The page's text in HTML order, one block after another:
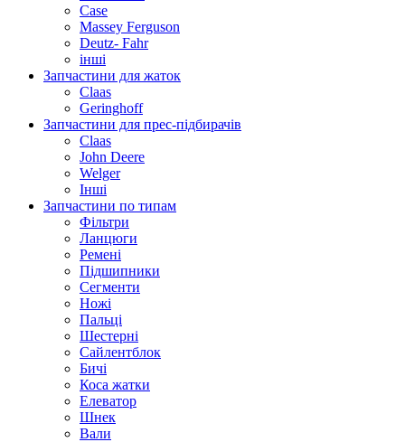
Case
Massey Ferguson
Deutz- Fahr
інші
Запчастини для жаток
Claas
Geringhoff
Запчастини для прес-підбирачів
Claas
John Deere
Welger
Інші
Запчастини по типам
Фільтри
Ланцюги
Ремені
Підшипники
Сегменти
Ножі
Пальці
Шестерні
Сайлентблок
Бичі
Коса жатки
Елеватор
Шнек
Вали